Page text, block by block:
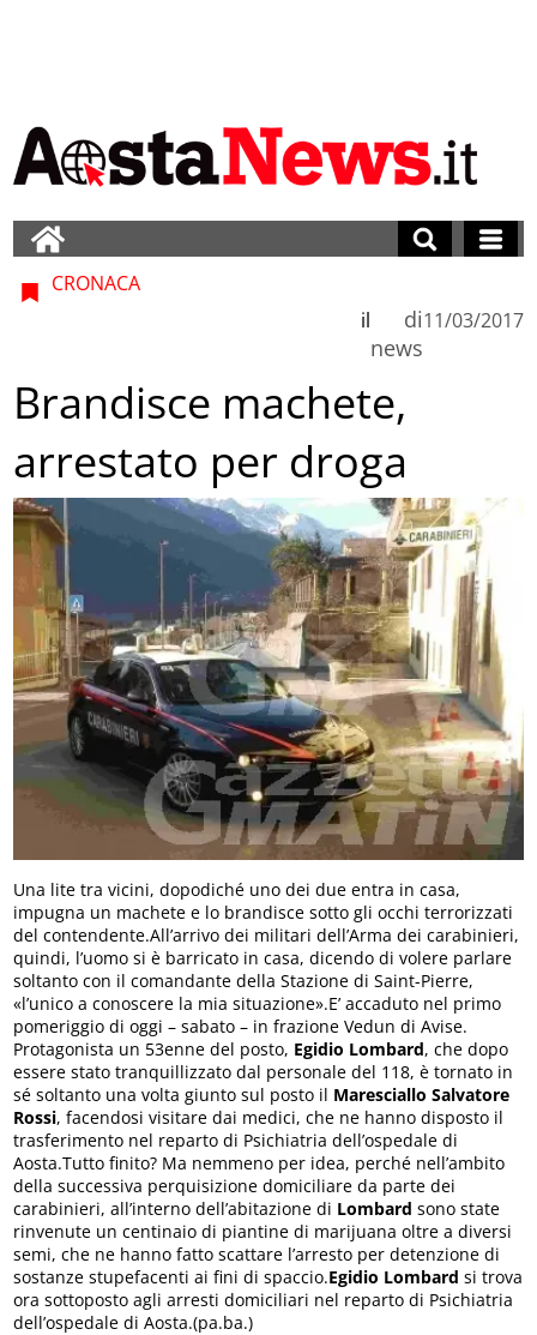
CRONACA
di
news
il 11/03/2017
Brandisce machete,
arrestato per droga
Una lite tra vicini, dopodiché uno dei due entra in casa,
impugna un machete e lo brandisce sotto gli occhi terrorizzati
del contendente.All’arrivo dei militari dell’Arma dei carabinieri,
quindi, l’uomo si è barricato in casa, dicendo di volere parlare
soltanto con il comandante della Stazione di Saint-Pierre,
«l’unico a conoscere la mia situazione».E’ accaduto nel primo
pomeriggio di oggi – sabato – in frazione Vedun di Avise.
Protagonista un 53enne del posto, Egidio Lombard, che dopo
essere stato tranquillizzato dal personale del 118, è tornato in
sé soltanto una volta giunto sul posto il Maresciallo Salvatore
Rossi, facendosi visitare dai medici, che ne hanno disposto il
trasferimento nel reparto di Psichiatria dell’ospedale di
Aosta.Tutto finito? Ma nemmeno per idea, perché nell’ambito
della successiva perquisizione domiciliare da parte dei
carabinieri, all’interno dell’abitazione di Lombard sono state
rinvenute un centinaio di piantine di marijuana oltre a diversi
semi, che ne hanno fatto scattare l’arresto per detenzione di
sostanze stupefacenti ai fini di spaccio.Egidio Lombard si trova
ora sottoposto agli arresti domiciliari nel reparto di Psichiatria
dell’ospedale di Aosta.(pa.ba.)